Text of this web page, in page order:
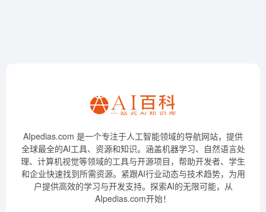
AIpedias.com 是一个专注于人工智能领域的导航网站，提供
全球最全的AI工具、资源和知识。涵盖机器学习、自然语言处
理、计算机视觉等领域的工具与开源项目，帮助开发者、学生
和企业快速找到所需资源。紧跟AI行业动态与技术趋势，为用
户提供高效的学习与开发支持。探索AI的无限可能，从
AIpedias.com开始！